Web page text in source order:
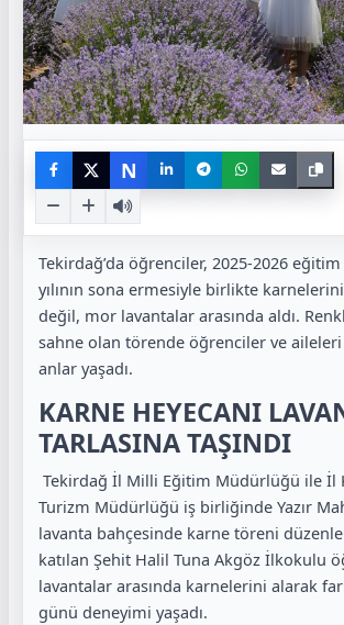
N
Tekirdağ’da öğrenciler, 2025-2026
yılının sona ermesiyle birlikte karnelerini
değil, mor lavantalar arasında aldı.
sahne olan törende öğrenciler ve
anlar yaşadı.
KARNE HEYECANI
TARLASINA TAŞINDI
Tekirdağ İl Milli Eğitim Müdürlüğü ile İl
Turizm Müdürlüğü iş birliğinde Yazır
lavanta bahçesinde karne töreni
katılan Şehit Halil Tuna Akgöz İlkokulu
lavantalar arasında karnelerini alarak
günü deneyimi yaşadı.